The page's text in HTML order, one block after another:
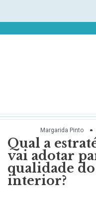
Margarida Pinto
Qual a
vai adotar
qualidade
interior?